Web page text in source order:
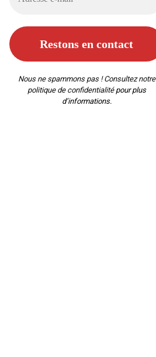
Nous ne spammons pas ! Consultez notre
politique de confidentialitépour plus
d’informations.